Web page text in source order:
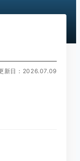
新日：2026.07.09